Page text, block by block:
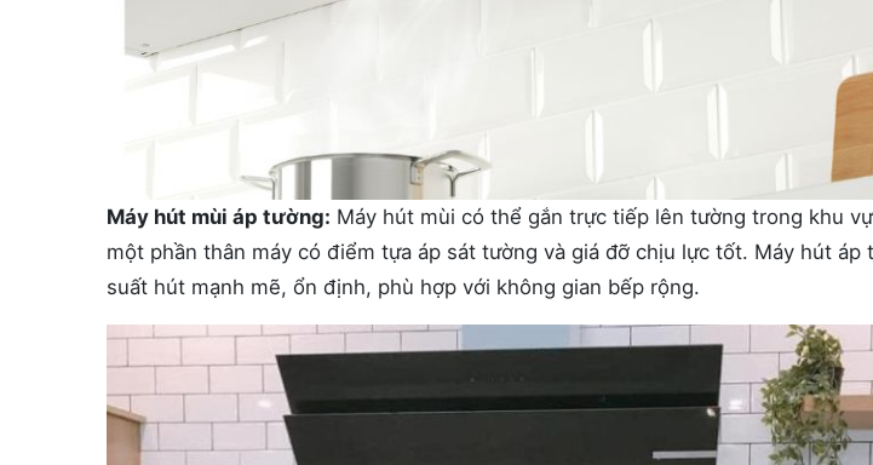
Máy hút mùi áp tường: Máy hút mùi có thể gắn trực tiếp lên tường trong khu
một phần thân máy có điểm tựa áp sát tường và giá đỡ chịu lực tốt. Máy hút áp
suất hút mạnh mẽ, ổn định, phù hợp với không gian bếp rộng.